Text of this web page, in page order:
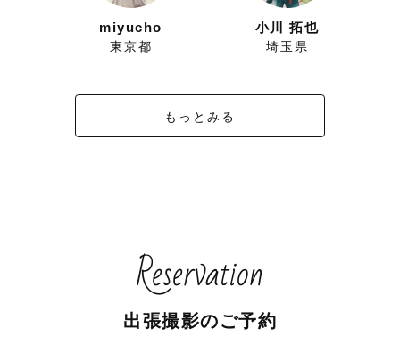
miyucho
東京都
小川 拓也
埼玉県
もっとみる
Reservation
出張撮影のご予約